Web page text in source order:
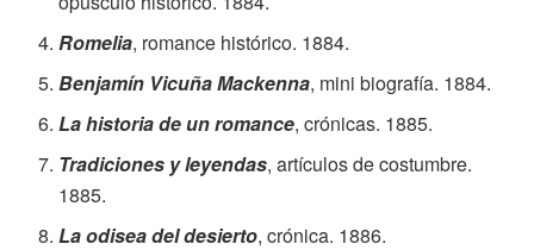
Romelia, romance histórico. 1884.
Benjamín Vicuña Mackenna, mini biografía. 1884.
La historia de un romance, crónicas. 1885.
Tradiciones y leyendas, artículos de costumbre.
1885.
La odisea del desierto, crónica. 1886.